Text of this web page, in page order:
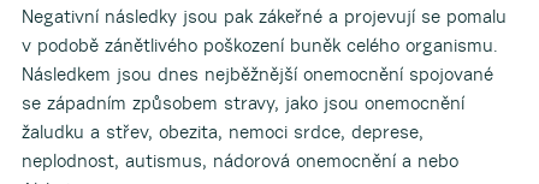
Negativní následky jsou pak zákeřné a projevují se pomalu
v podobě zánětlivého poškození buněk celého organismu.
Následkem jsou dnes nejběžnější onemocnění spojované
se západním způsobem stravy, jako jsou onemocnění
žaludku a střev, obezita, nemoci srdce, deprese,
neplodnost, autismus, nádorová onemocnění a nebo